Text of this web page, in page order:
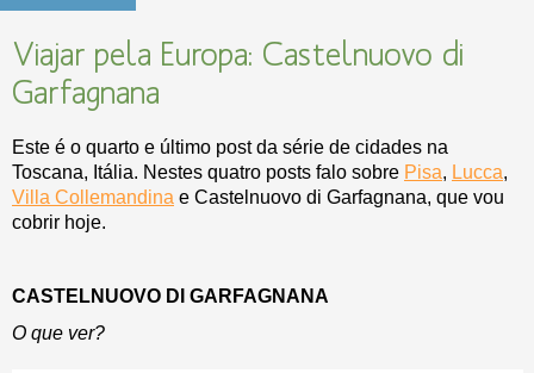
Viajar pela Europa: Castelnuovo di
Garfagnana
Este é o quarto e último post da série de cidades na
Toscana, Itália. Nestes quatro posts falo sobre Pisa, Lucca,
Villa Collemandina e Castelnuovo di Garfagnana, que vou
cobrir hoje.
CASTELNUOVO DI GARFAGNANA
O que ver?